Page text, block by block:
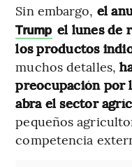
Sin embargo, el
Trump el lunes de
los productos
muchos detalles,
preocupación por
abra el sector
pequeños
competencia